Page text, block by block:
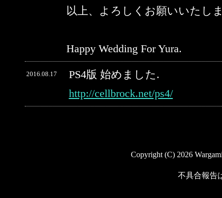
以上、よろしくお願いいたし
Happy Wedding For Yura.
2016.08.17
PS4版 始めました.
http://cellbrock.net/ps4/
Copyright (C) 2026
不具合報告